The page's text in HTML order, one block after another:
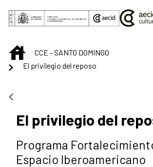
Skip to Main Content
INICIOCCE - SANTO DOMINGO
El privilegio del reposo
El privilegio del
Programa
Espacio Iberoamericano